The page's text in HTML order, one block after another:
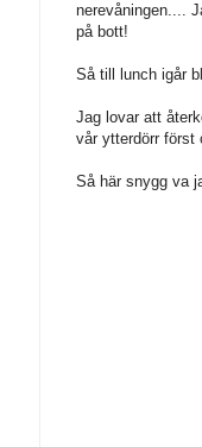
nerevåningen....
på bott!
Så till lunch igår
Jag lovar att
vår ytterdörr först
Så här snygg va